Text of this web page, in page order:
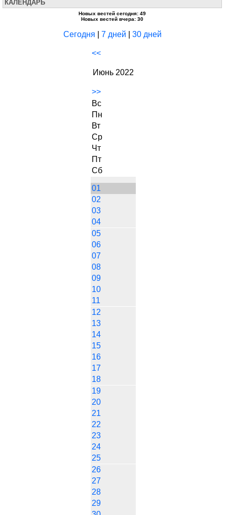
КАЛЕНДАРЬ
Новых вестей сегодня: 49
Новых вестей вчера: 30
Сегодня 7 дней 30 дней
<<
Июнь 2022
>>
Вс
Пн
Вт
Ср
Чт
Пт
Сб
01
02
03
04
05
06
07
08
09
10
11
12
13
14
15
16
17
18
19
20
21
22
23
24
25
26
27
28
29